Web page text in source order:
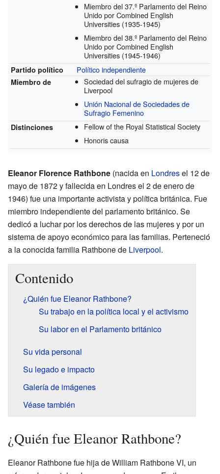
Miembro del 37.º Parlamento del Reino
Unido por Combined English
Universities (1935-1945)
Miembro del 38.º Parlamento del Reino
Unido por Combined English
Universities (1945-1946)
Partido político Político independiente
Miembro de
Sociedad del sufragio de mujeres de
Liverpool
Unión Nacional de Sociedades de
Sufragio Femenino
Distinciones
Fellow of the Royal Statistical Society
Honoris causa
Eleanor Florence Rathbone (nacida en Londresel 12 de
mayo de 1872 y fallecida en Londres el 2 de enero de
1946) fue una importante activista y política británica. Fue
miembro independiente del parlamento británico. Se
dedicó a luchar por los derechos de las mujeres y por un
sistema de apoyo económico para las familias. Perteneció
a la conocida familia Rathbone de Liverpool.
Contenido
¿Quién fue Eleanor Rathbone?
Su trabajo en la política local y el activismo
Su labor en el Parlamento británico
Su vida personal
Su legado e impacto
Galería de imágenes
Véase también
¿Quién fue Eleanor Rathbone?
Eleanor Rathbone fue hija de William Rathbone VI, un